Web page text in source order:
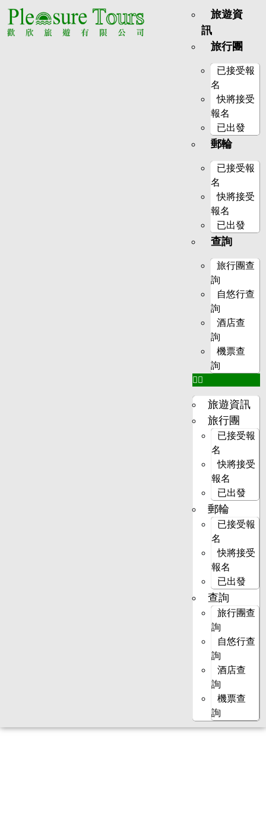
旅遊資
訊
旅行團
已接受報
名
快將接受
報名
已出發
郵輪
已接受報
名
快將接受
報名
已出發
查詢
旅行團查
詢
自悠行查
詢
酒店查
詢
機票查
詢
旅遊資訊
旅行團
已接受報
名
快將接受
報名
已出發
郵輪
已接受報
名
快將接受
報名
已出發
查詢
旅行團查
詢
自悠行查
詢
酒店查
詢
機票查
詢